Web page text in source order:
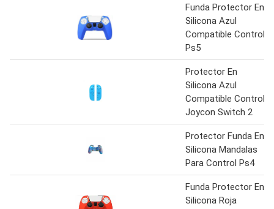
Funda Protector En
Silicona Azul
Compatible Control
Ps5
Protector En
Silicona Azul
Compatible Control
Joycon Switch 2
Protector Funda En
Silicona Mandalas
Para Control Ps4
Funda Protector En
Silicona Roja